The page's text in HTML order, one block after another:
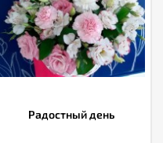
Радостный день